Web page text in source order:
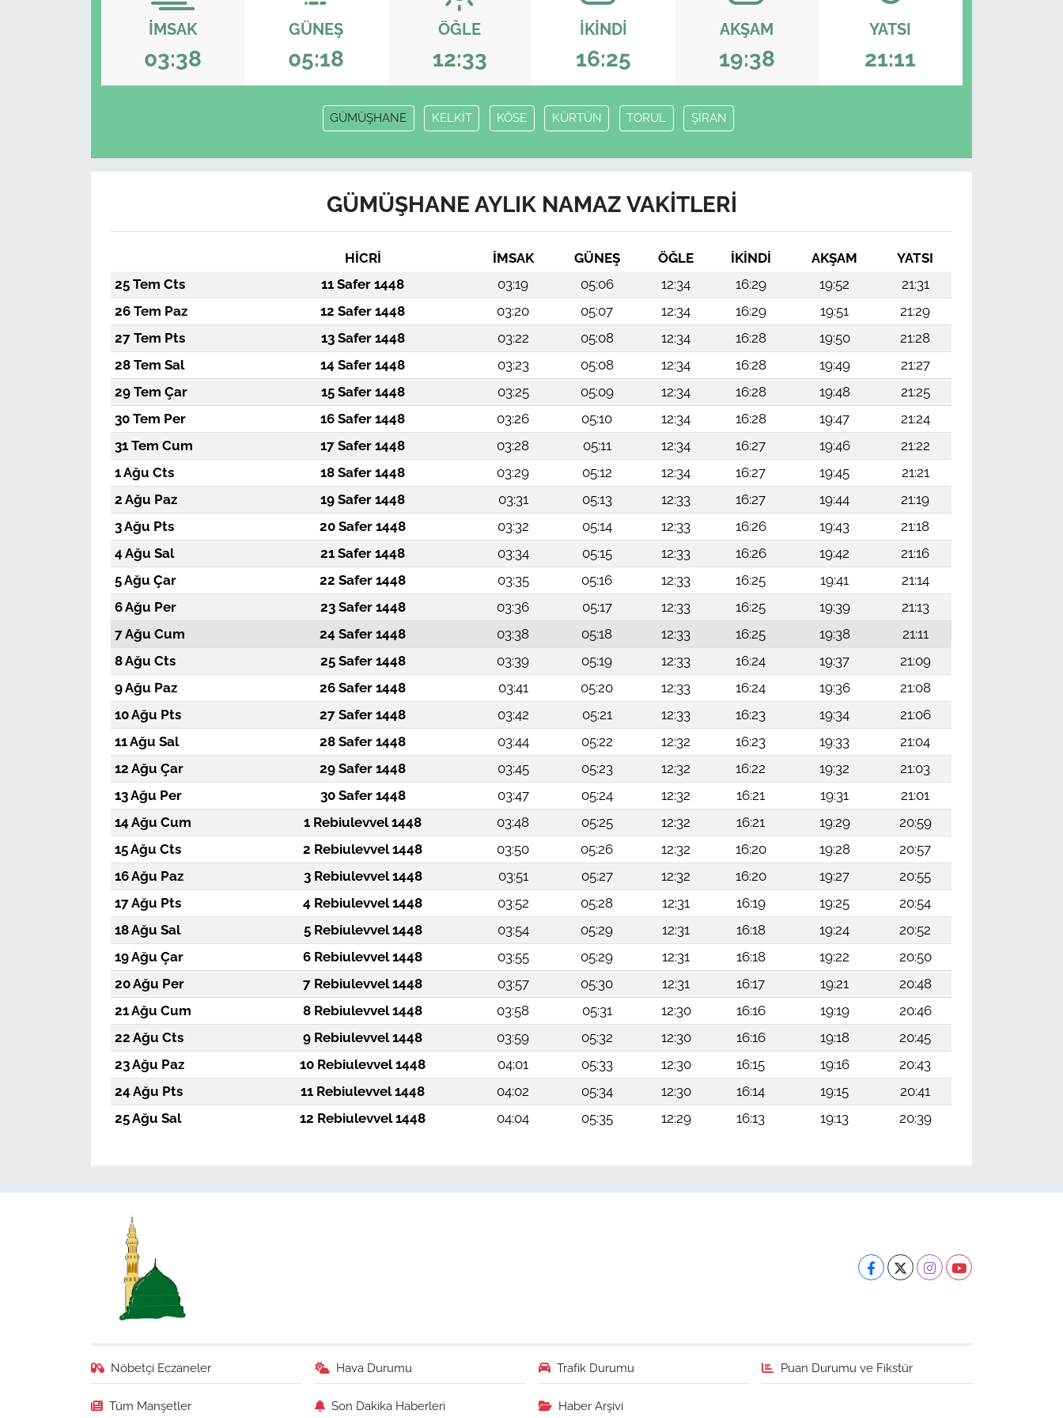
İMSAK
03:38
GÜNEŞ
05:18
ÖĞLE
12:33
İKINDI
16:25
AKŞAM
19:38
YATSI
21:11
GÜMÜŞHANE KELKİT KÖSE KÜRTÜN TORUL ŞİRAN
GÜMÜŞHANE AYLIK NAMAZ VAKITLERI
HİCRİ İMSAK GÜNEŞ ÖĞLE İKINDI AKŞAM
YATSI
25 Tem Cts
11 Safer 1448 03:19 05:06 12:34 16:29 19:52
21:31
26 Tem Paz
12 Safer 1448 03:20 05:07 12:34 16:29 19:51
21:29
27 Tem Pts
13 Safer 1448 03:22 05:08 12:34 16:28 19:50
21:28
28 Tem Sal
14 Safer 1448 03:23 05:08 12:34 16:28 19:49
21:27
29 Tem Çar
15 Safer 1448 03:25 05:09 12:34 16:28 19:48
21:25
30 Tem Per
16 Safer 1448 03:26 05:10 12:34 16:28 19:47
21:24
31 Tem Cum
17 Safer 1448 03:28 05:11 12:34 16:27 19:46
21:22
1 Ağu Cts
18 Safer 1448 03:29 05:12 12:34 16:27 19:45
21:21
2 Ağu Paz
19 Safer 1448 03:31 05:13 12:33 16:27 19:44
21:19
3 Ağu Pts
20 Safer 1448 03:32 05:14 12:33 16:26 19:43
21:18
4 Ağu Sal
21 Safer 1448 03:34 05:15 12:33 16:26 19:42
21:16
5 Ağu Çar
22 Safer 1448 03:35 05:16 12:33 16:25 19:41
21:14
6 Ağu Per
23 Safer 1448 03:36 05:17 12:33 16:25 19:39
21:13
7 Ağu Cum
24 Safer 1448 03:38 05:18 12:33 16:25 19:38
21:11
8 Ağu Cts
25 Safer 1448 03:39 05:19 12:33 16:24 19:37
21:09
9 Ağu Paz
26 Safer 1448 03:41 05:20 12:33 16:24 19:36
21:08
10 Ağu Pts
27 Safer 1448 03:42 05:21 12:33 16:23 19:34
21:06
11 Ağu Sal
28 Safer 1448 03:44 05:22 12:32 16:23 19:33
21:04
12 Ağu Çar
29 Safer 1448 03:45 05:23 12:32 16:22 19:32
21:03
13 Ağu Per
30 Safer 1448 03:47 05:24 12:32 16:21 19:31
21:01
14 Ağu Cum
1 Rebiulevvel 1448 03:48 05:25 12:32 16:21 19:29
20:59
15 Ağu Cts
2 Rebiulevvel 1448 03:50 05:26 12:32 16:20 19:28
20:57
16 Ağu Paz
3 Rebiulevvel 1448 03:51 05:27 12:32 16:20 19:27
20:55
17 Ağu Pts
4 Rebiulevvel 1448 03:52 05:28 12:31 16:19 19:25
20:54
18 Ağu Sal
5 Rebiulevvel 1448 03:54 05:29 12:31 16:18 19:24
20:52
19 Ağu Çar
6 Rebiulevvel 1448 03:55 05:29 12:31 16:18 19:22
20:50
20 Ağu Per
7 Rebiulevvel 1448 03:57 05:30 12:31 16:17 19:21
20:48
21 Ağu Cum
8 Rebiulevvel 1448 03:58 05:31 12:30 16:16 19:19
20:46
22 Ağu Cts
9 Rebiulevvel 1448 03:59 05:32 12:30 16:16 19:18
20:45
23 Ağu Paz
10 Rebiulevvel 1448 04:01 05:33 12:30 16:15 19:16
20:43
24 Ağu Pts
11 Rebiulevvel 1448 04:02 05:34 12:30 16:14 19:15
20:41
25 Ağu Sal
12 Rebiulevvel 1448 04:04 05:35 12:29 16:13 19:13 20:39
Nöbetçi Eczaneler Hava Durumu Trafik Durumu Puan Durumu ve Fikstür
Tüm Manşetler Son Dakika Haberleri Haber Arşivi